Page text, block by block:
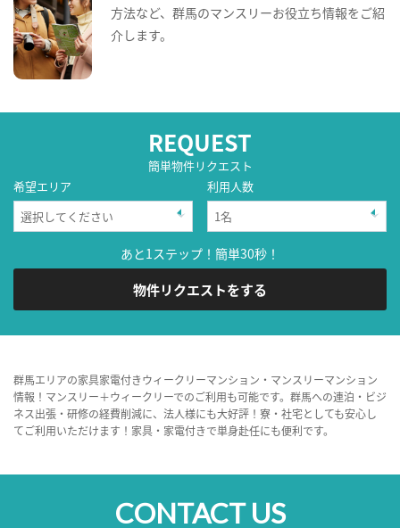
方法など、群馬のマンスリーお役立ち情報をご紹
介します。
REQUEST
簡単物件リクエスト
希望エリア
利用人数
あと1ステップ！簡単30秒！
物件リクエストをする
群馬エリアの家具家電付きウィークリーマンション・マンスリーマンション
情報！マンスリー＋ウィークリーでのご利用も可能です。群馬への連泊・ビジ
ネス出張・研修の経費削減に、法人様にも大好評！寮・社宅としても安心し
てご利用いただけます！家具・家電付きで単身赴任にも便利です。
CONTACT US